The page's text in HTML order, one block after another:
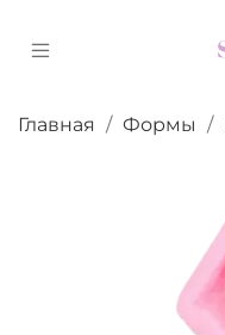
Главная Формы